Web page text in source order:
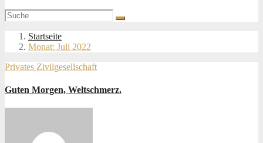
Startseite
Monat: Juli 2022
Privates Zivilgesellschaft
Guten Morgen, Weltschmerz.